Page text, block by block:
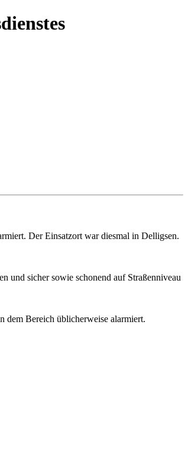
Der Einsatzort war diesmal in Delligsen.
und sicher sowie schonend auf Straßenniveau
dem Bereich üblicherweise alarmiert.